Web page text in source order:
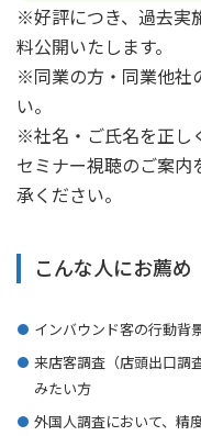
※好評につき、過去実
料公開いたします。
※同業の方・同業他社
い。
※社名・ご氏名を正し
セミナー視聴のご案
承ください。
こんな人にお薦め
インバウンド客の行動背
来店客調査（店頭出口調
みたい方
外国人調査において、精